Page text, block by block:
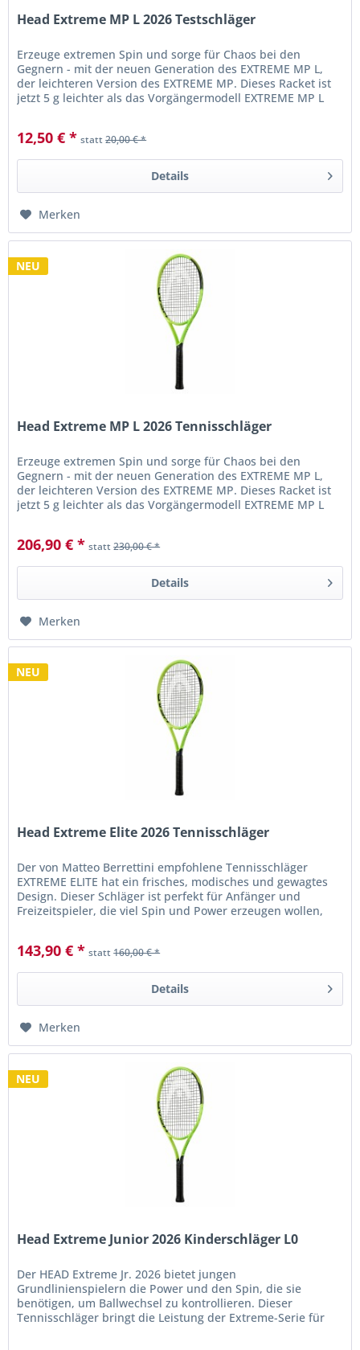
Head Extreme MP L 2026 Testschläger
Erzeuge extremen Spin und sorge für Chaos bei den
Gegnern - mit der neuen Generation des EXTREME MP L,
der leichteren Version des EXTREME MP. Dieses Racket ist
jetzt 5 g leichter als das Vorgängermodell EXTREME MP L
12,50 € * statt20,00 € *
Details
Merken
NEU
Head Extreme MP L 2026 Tennisschläger
Erzeuge extremen Spin und sorge für Chaos bei den
Gegnern - mit der neuen Generation des EXTREME MP L,
der leichteren Version des EXTREME MP. Dieses Racket ist
jetzt 5 g leichter als das Vorgängermodell EXTREME MP L
206,90 € * statt230,00 € *
Details
Merken
NEU
Head Extreme Elite 2026 Tennisschläger
Der von Matteo Berrettini empfohlene Tennisschläger
EXTREME ELITE hat ein frisches, modisches und gewagtes
Design. Dieser Schläger ist perfekt für Anfänger und
Freizeitspieler, die viel Spin und Power erzeugen wollen,
143,90 € * statt160,00 € *
Details
Merken
NEU
Head Extreme Junior 2026 Kinderschläger L0
Der HEAD Extreme Jr. 2026 bietet jungen
Grundlinienspielern die Power und den Spin, die sie
benötigen, um Ballwechsel zu kontrollieren. Dieser
Tennisschläger bringt die Leistung der Extreme-Serie für